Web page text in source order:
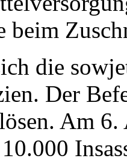
beim
die
Der
Am